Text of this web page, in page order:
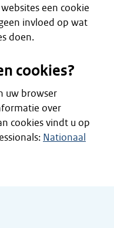
een cookie
invloed op wat
doen.
cookies?
uw browser
over
cookies vindt u op
Nationaal